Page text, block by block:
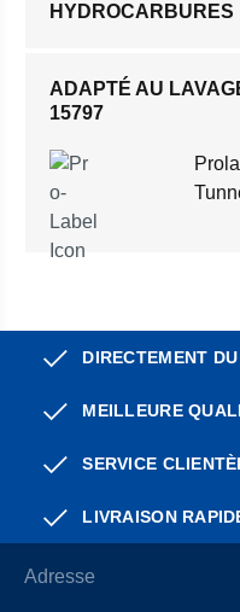
HYDROCARBURES
ADAPTÉ AU
15797
DIRECTEMENT
MEILLEURE
SERVICE
LIVRAISON
Adresse